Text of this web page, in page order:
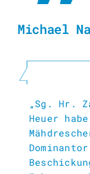
Michael
„Sg. Hr.
Heuer